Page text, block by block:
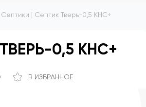
Септики | Септик Тверь-0,5 КНС+
0,5 КНС+
В ИЗБРАННОЕ